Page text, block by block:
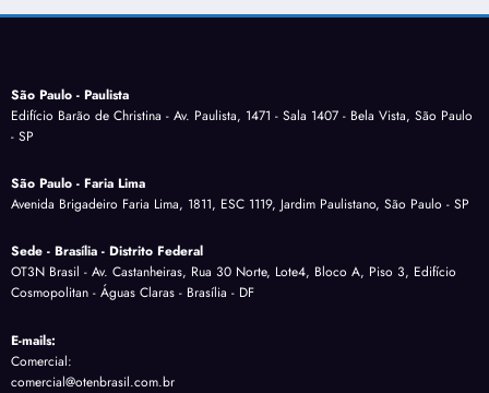
São Paulo - Paulista
Edifício Barão de Christina - Av. Paulista, 1471 - Sala 1407 - Bela Vista, São Paulo
- SP
São Paulo - Faria Lima
Avenida Brigadeiro Faria Lima, 1811, ESC 1119, Jardim Paulistano, São Paulo - SP
Sede - Brasília - Distrito Federal
OT3N Brasil - Av. Castanheiras, Rua 30 Norte, Lote4, Bloco A, Piso 3, Edifício
Cosmopolitan - Águas Claras - Brasília - DF
E-mails:
Comercial:
comercial@otenbrasil.com.br